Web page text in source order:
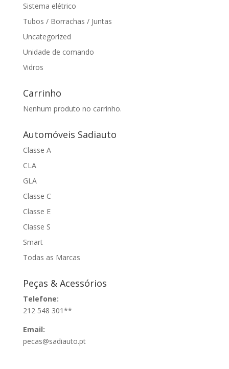
Sistema elétrico
Tubos / Borrachas / Juntas
Uncategorized
Unidade de comando
Vidros
Carrinho
Nenhum produto no carrinho.
Automóveis Sadiauto
Classe A
CLA
GLA
Classe C
Classe E
Classe S
Smart
Todas as Marcas
Peças & Acessórios
Telefone:
212 548 301**
Email:
pecas@sadiauto.pt